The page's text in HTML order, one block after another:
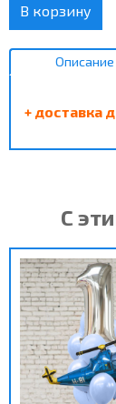
В корзину
Описание
+ доставка
С